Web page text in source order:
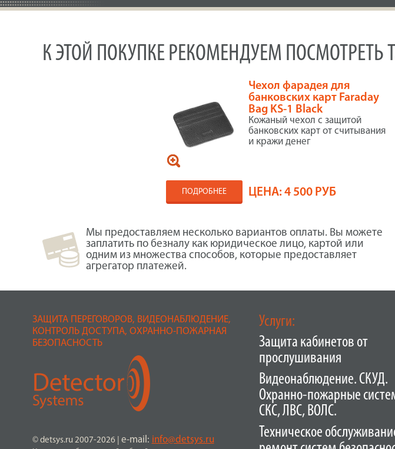
К ЭТОЙ ПОКУПКЕ РЕКОМЕНДУЕМ ПОСМОТРЕТЬ
Чехол фарадея для
банковских карт Faraday
Bag KS-1 Black
Кожаный чехол с защитой
банковских карт от считывания
и кражи денег
ПОДРОБНЕЕ ЦЕНА:4 500 РУБ
Мы предоставляем несколько вариантов оплаты. Вы можете
заплатить по безналу как юридическое лицо, картой или
одним из множества способов, которые предоставляет
агрегатор платежей.
ЗАЩИТА ПЕРЕГОВОРОВ, ВИДЕОНАБЛЮДЕНИЕ,
КОНТРОЛЬ ДОСТУПА, ОХРАННО-ПОЖАРНАЯ
БЕЗОПАСНОСТЬ
© detsys.ru 2007-2026 e-mail: info@detsys.ru
Услуги:
Защита кабинетов от
прослушивания
Видеонаблюдение. СКУД.
Охранно-пожарные
СКС, ЛВС, ВОЛС.
Техническое